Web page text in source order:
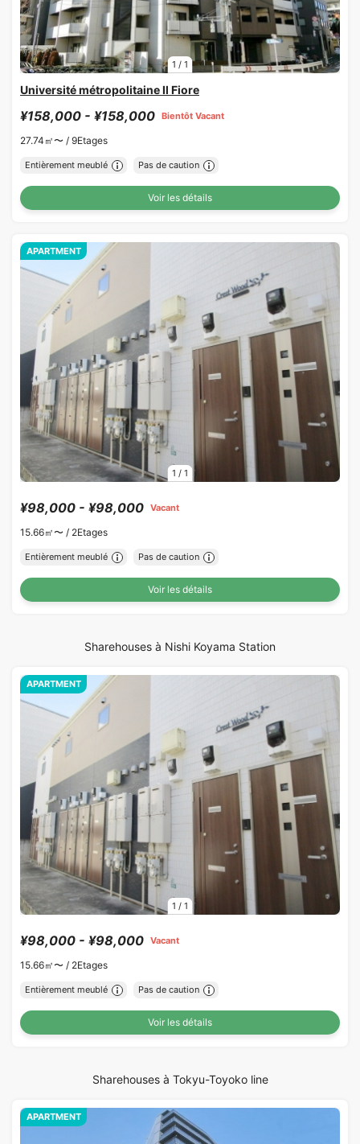
1 / 1
Université métropolitaine Il Fiore
¥158,000 - ¥158,000 Bientôt Vacant
27.74㎡〜 / 9Etages
Entièrement meublé Pas de caution
Voir les détails
1 / 1
APARTMENT
¥98,000 - ¥98,000 Vacant
15.66㎡〜 / 2Etages
Entièrement meublé Pas de caution
Voir les détails
Sharehouses à Nishi Koyama Station
1 / 1
APARTMENT
¥98,000 - ¥98,000 Vacant
15.66㎡〜 / 2Etages
Entièrement meublé Pas de caution
Voir les détails
Sharehouses à Tokyu-Toyoko line
APARTMENT